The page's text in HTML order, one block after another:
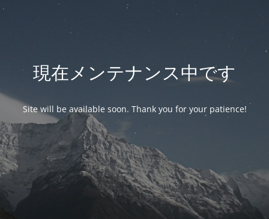
現在メンテナンス中です
Site will be available soon. Thank you for your patience!